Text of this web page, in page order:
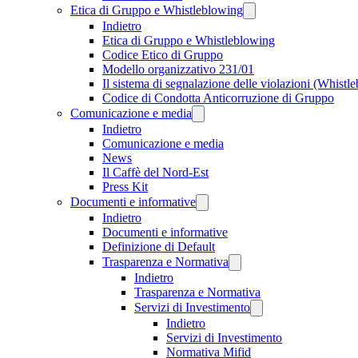
Etica di Gruppo e Whistleblowing
Indietro
Etica di Gruppo e Whistleblowing
Codice Etico di Gruppo
Modello organizzativo 231/01
Il sistema di segnalazione delle violazioni
Codice di Condotta Anticorruzione di Gruppo
Comunicazione e media
Indietro
Comunicazione e media
News
Il Caffè del Nord-Est
Press Kit
Documenti e informative
Indietro
Documenti e informative
Definizione di Default
Trasparenza e Normativa
Indietro
Trasparenza e Normativa
Servizi di Investimento
Indietro
Servizi di Investimento
Normativa Mifid